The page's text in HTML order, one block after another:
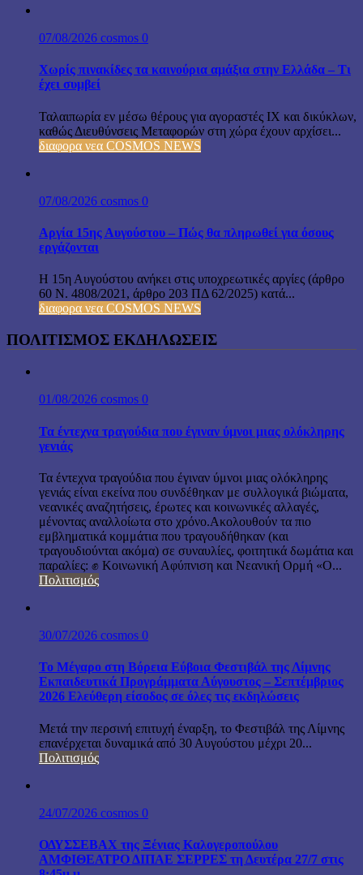
07/08/2026 cosmos 0
Χωρίς πινακίδες τα καινούρια αμάξια στην Ελλάδα – Τι
έχει συμβεί
Ταλαιπωρία εν μέσω θέρους για αγοραστές ΙΧ και δικύκλων,
καθώς Διευθύνσεις Μεταφορών στη χώρα έχουν αρχίσει...
διαφορα νεα COSMOS NEWS
07/08/2026 cosmos 0
Αργία 15ης Αυγούστου – Πώς θα πληρωθεί για όσους
εργάζονται
Η 15η Αυγούστου ανήκει στις υποχρεωτικές αργίες (άρθρο
60 Ν. 4808/2021, άρθρο 203 ΠΔ 62/2025) κατά...
διαφορα νεα COSMOS NEWS
ΠΟΛΙΤΙΣΜΟΣ ΕΚΔΗΛΩΣΕΙΣ
01/08/2026 cosmos 0
Τα έντεχνα τραγούδια που έγιναν ύμνοι μιας ολόκληρης
γενιάς
Τα έντεχνα τραγούδια που έγιναν ύμνοι μιας ολόκληρης
γενιάς είναι εκείνα που συνδέθηκαν με συλλογικά βιώματα,
νεανικές αναζητήσεις, έρωτες και κοινωνικές αλλαγές,
μένοντας αναλλοίωτα στο χρόνο.Ακολουθούν τα πιο
εμβληματικά κομμάτια που τραγουδήθηκαν (και
τραγουδιούνται ακόμα) σε συναυλίες, φοιτητικά δωμάτια και
παραλίες: ✊ Κοινωνική Αφύπνιση και Νεανική Ορμή «Ο...
Πολιτισμός
30/07/2026 cosmos 0
Το Μέγαρο στη Βόρεια Εύβοια Φεστιβάλ της Λίμνης
Εκπαιδευτικά Προγράμματα Αύγουστος – Σεπτέμβριος
2026 Ελεύθερη είσοδος σε όλες τις εκδηλώσεις
Μετά την περσινή επιτυχή έναρξη, το Φεστιβάλ της Λίμνης
επανέρχεται δυναμικά από 30 Αυγούστου μέχρι 20...
Πολιτισμός
24/07/2026 cosmos 0
ΟΔΥΣΣΕΒΑΧ της Ξένιας Καλογεροπούλου
ΑΜΦΙΘΕΑΤΡΟ ΔΙΠΑΕ ΣΕΡΡΕΣ τη Δευτέρα 27/7 στις